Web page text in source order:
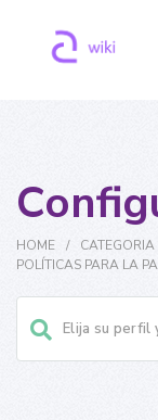
HOME / CATEGORIA
POLÍTICAS PARA LA